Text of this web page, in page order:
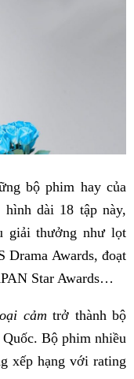
bộ phim hay của
dài 18 tập này,
giải thưởng như lọt
Drama Awards, đoạt
Star Awards…
cảm trở thành bộ
Bộ phim nhiều
xếp hạng với rating